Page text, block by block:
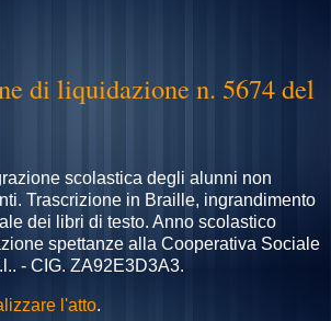
di liquidazione n. 5674 del
scolastica degli alunni non
Trascrizione in Braille, ingrandimento
dei libri di testo. Anno scolastico
spettanze alla Cooperativa Sociale
- CIG. ZA92E3D3A3.
l'atto.